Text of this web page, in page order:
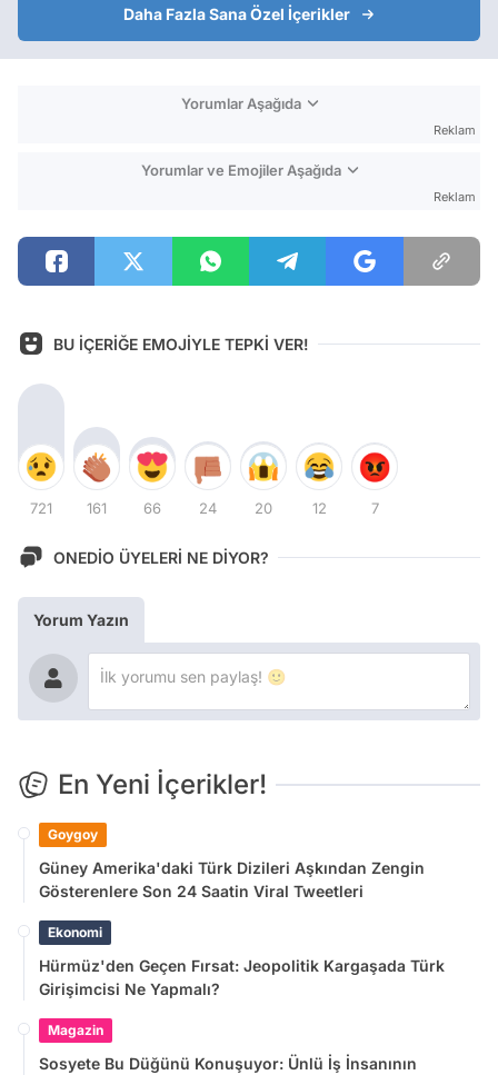
Daha Fazla Sana Özel İçerikler
Yorumlar Aşağıda
Reklam
Yorumlar ve Emojiler Aşağıda
Reklam
BU İÇERİĞE EMOJİYLE TEPKİ VER!
721 161 66 24 20 12 7
ONEDİO ÜYELERİ NE DİYOR?
Yorum Yazın
En Yeni İçerikler!
Goygoy
Güney Amerika'daki Türk Dizileri Aşkından Zengin
Gösterenlere Son 24 Saatin Viral Tweetleri
Ekonomi
Hürmüz'den Geçen Fırsat: Jeopolitik Kargaşada Türk
Girişimcisi Ne Yapmalı?
Magazin
Sosyete Bu Düğünü Konuşuyor: Ünlü İş İnsanının